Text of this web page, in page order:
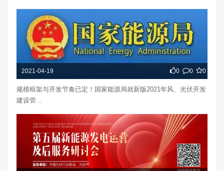
2021-04-19 0 0 0
规模框架与开发节奏已定！国家能源局就新版2021年风、光伏开发
建设管...